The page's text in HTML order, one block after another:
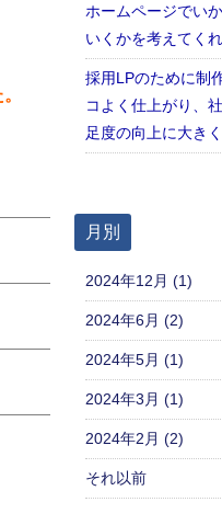
ホームページでい
いくかを考えてくれ
採用LPのために制
コよく仕上がり、
足度の向上に大き
月別
2024年12月 (1)
2024年6月 (2)
2024年5月 (1)
2024年3月 (1)
2024年2月 (2)
それ以前